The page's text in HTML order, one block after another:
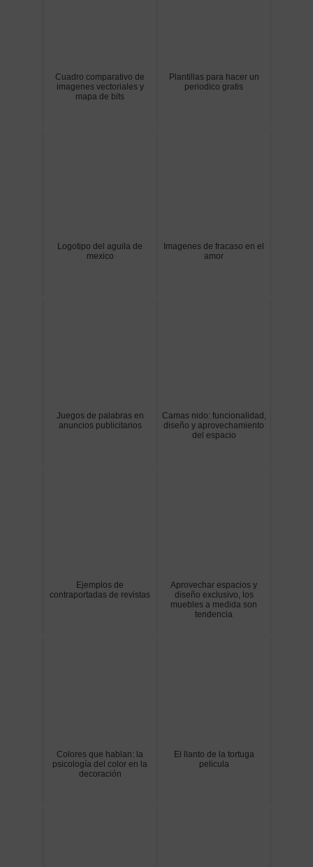
Cuadro comparativo de
imagenes vectoriales y
mapa de bits
Plantillas para hacer un
periodico gratis
Logotipo del aguila de
mexico
Imagenes de fracaso en el
amor
Juegos de palabras en
anuncios publicitarios
Camas nido: funcionalidad,
diseño y aprovechamiento
del espacio
Ejemplos de
contraportadas de revistas
Aprovechar espacios y
diseño exclusivo, los
muebles a medida son
tendencia
Colores que hablan: la
psicología del color en la
decoración
El llanto de la tortuga
pelicula